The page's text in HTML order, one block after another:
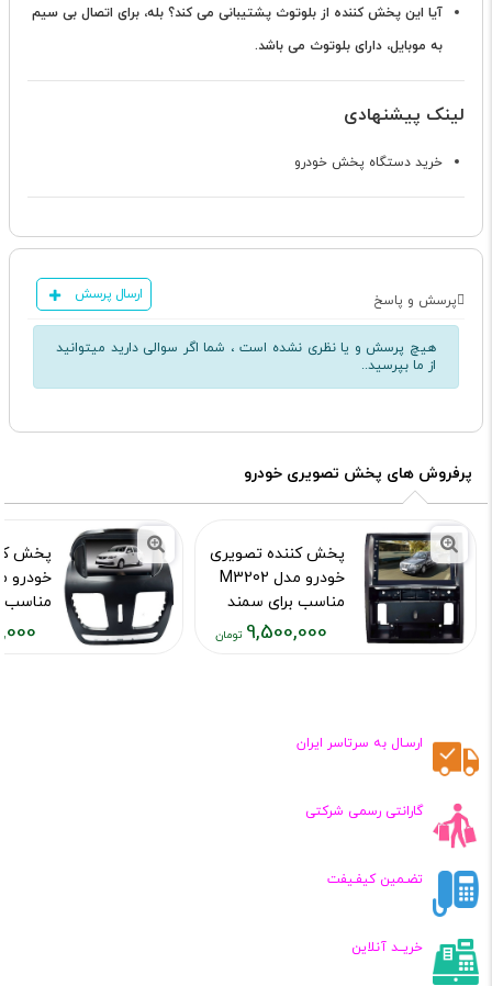
آیا این پخش کننده از بلوتوث پشتیبانی می کند؟ بله، برای اتصال بی سیم
به موبایل، دارای بلوتوث می باشد.
لینک پیشنهادی
خرید دستگاه پخش خودرو
پرسش و پاسخ ارسال پرسش
هیچ پرسش و یا نظری نشده است ، شما اگر سوالی دارید میتوانید
از ما بپرسید..
پرفروش های پخش تصویری خودرو
پخش کننده تصویری
خودرو مدل M3202
مناسب برای سمند
سورن
9,500,000
پخش
مناسب
کد محصول
ارسـال به سرتاسر ایران
گارانتی رسمی شرکتی
تضـمین کیفـیفت
خریــد آنلاین